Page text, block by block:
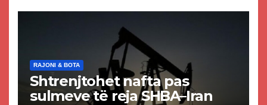
RAJONI & BOTA
Shtrenjtohet nafta pas
sulmeve të reja SHBA–Iran